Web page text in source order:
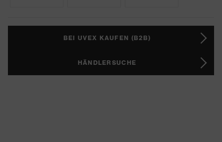
BEI UVEX KAUFEN (B2B)
HÄNDLERSUCHE